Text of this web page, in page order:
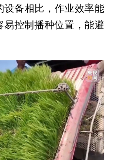
备相比，作业效率能
控制播种位置，能避